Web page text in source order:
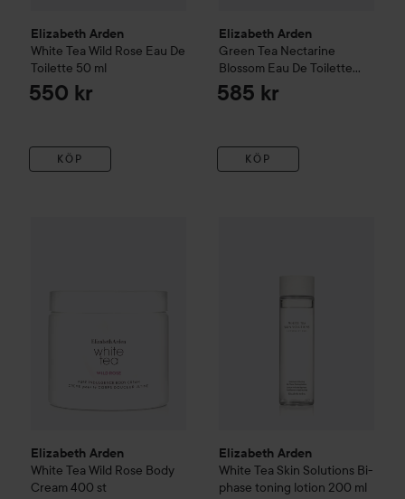
Elizabeth Arden
White Tea Wild Rose Eau De
Toilette 50 ml
550 kr
KÖP
Elizabeth Arden
Green Tea Nectarine
Blossom Eau De Toilette
100 ml
585 kr
KÖP
Elizabeth Arden
White Tea Wild Rose Body
Cream400 st
Elizabeth Arden
White Tea Skin Solutions Bi-
phase toning lotion 200 ml